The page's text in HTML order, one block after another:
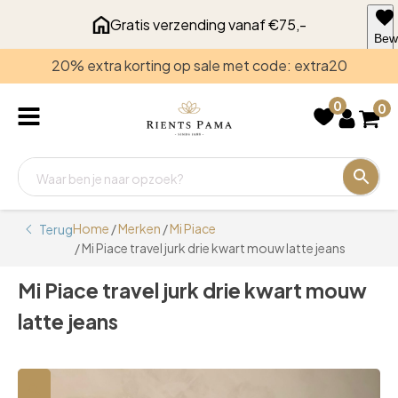
Gratis verzending vanaf €75,-
20% extra korting op sale met code: extra20
0 0
TerugHome /Merken /Mi Piace
/ Mi Piace travel jurk drie kwart mouw latte jeans
Mi Piace travel jurk drie kwart mouw
latte jeans
voor